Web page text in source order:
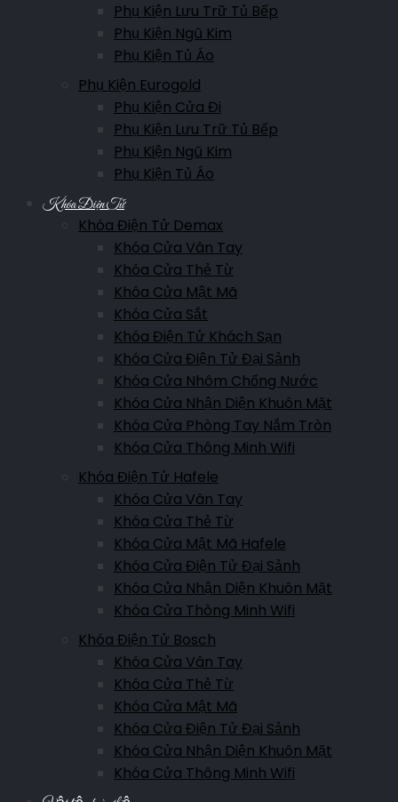
Phụ Kiện Lưu Trữ Tủ Bếp
Phụ Kiện Ngũ Kim
Phụ Kiện Tủ Áo
Phụ Kiện Eurogold
Phụ Kiện Cửa Đi
Phụ Kiện Lưu Trữ Tủ Bếp
Phụ Kiện Ngũ Kim
Phụ Kiện Tủ Áo
Khóa Điện Tử
Khóa Điện Tử Demax
Khóa Cửa Vân Tay
Khóa Cửa Thẻ Từ
Khóa Cửa Mật Mã
Khóa Cửa Sắt
Khóa Điện Tử Khách Sạn
Khóa Cửa Điện Tử Đại Sảnh
Khóa Cửa Nhôm Chống Nước
Khóa Cửa Nhận Diện Khuôn Mặt
Khóa Cửa Phòng Tay Nắm Tròn
Khóa Cửa Thông Minh Wifi
Khóa Điện Tử Hafele
Khóa Cửa Vân Tay
Khóa Cửa Thẻ Từ
Khóa Cửa Mật Mã Hafele
Khóa Cửa Điện Tử Đại Sảnh
Khóa Cửa Nhận Diện Khuôn Mặt
Khóa Cửa Thông Minh Wifi
Khóa Điện Tử Bosch
Khóa Cửa Vân Tay
Khóa Cửa Thẻ Từ
Khóa Cửa Mật Mã
Khóa Cửa Điện Tử Đại Sảnh
Khóa Cửa Nhận Diện Khuôn Mặt
Khóa Cửa Thông Minh Wifi